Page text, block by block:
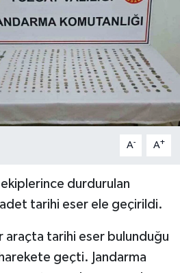
A- A+
durdurulan
tarihi eser ele geçirildi.
araçta tarihi eser bulunduğu
harekete geçti. Jandarma